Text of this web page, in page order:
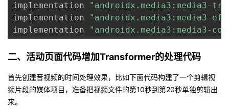
发
者
堂
Programs
的
支
我
implementation
"androidx.media3:media3-
implementation
"androidx.media3:media3-
implementation
"androidx.media3:media3-
二、活动页面代码增加Transformer的处理代码
首先创建音视频的时间处理效果，比如下面代码构建了一个剪辑视
频片段的媒体项目，准备把视频文件的第10秒到第20秒单独剪辑出
来。